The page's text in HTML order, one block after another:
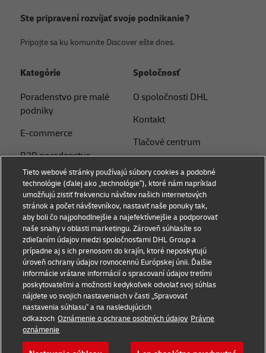
Ste pripravení rozvíjať svoje podnikanie?
Pripojte sa ku komunite Discover ešte dnes.
Kategórie
Poradenstvo pre malé
podniky
E-commerce
B2B poradenstvo
Logistické poradenstvo
Novinky a postrehy
Preprava s DHL
Service Point
Poslať zásielku
Spoločnosť
O spoločnosti DHL
Kontakt
Tlačové centrum
Právne upozornenie
Podmienky používania
Súkromie
Dokumenty
Nastavenia súborov
cookie
Sledujte nás
Tieto webové stránky používajú súbory cookies a podobné
technológie (ďalej ako „technológie“), ktoré nám napríklad
umožňujú zistiť frekvenciu návštev našich internetových
stránok a počet návštevníkov, nastaviť naše ponuky tak,
aby boli čo najpohodlnejšie a najefektívnejšie a podporovať
naše snahy v oblasti marketingu. Zároveň súhlasíte so
zdieľaním údajov medzi spoločnosťami DHL Group a
prípadne aj s ich prenosom do krajín, ktoré neposkytujú
úroveň ochrany údajov rovnocennú Európskej únii. Ďalšie
informácie vrátane informácií o spracovaní údajov tretími
poskytovateľmi a možnosti kedykoľvek odvolať svoj súhlas
nájdete vo svojich nastaveniach v časti „Spravovať
nastavenia súhlasu“ a na nasledujúcich
odkazoch Oznámenie o ochrane osobných údajov Právne
oznámenie